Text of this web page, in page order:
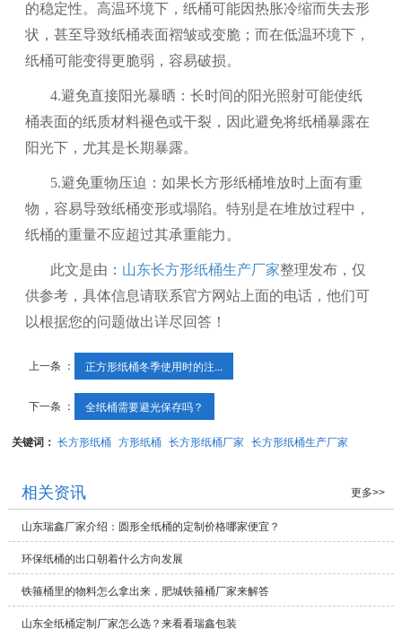
的稳定性。高温环境下，纸桶可能因热胀冷缩而失去形
状，甚至导致纸桶表面褶皱或变脆；而在低温环境下，
纸桶可能变得更脆弱，容易破损。
4.避免直接阳光暴晒：长时间的阳光照射可能使纸
桶表面的纸质材料褪色或干裂，因此避免将纸桶暴露在
阳光下，尤其是长期暴露。
5.避免重物压迫：如果长方形纸桶堆放时上面有重
物，容易导致纸桶变形或塌陷。特别是在堆放过程中，
纸桶的重量不应超过其承重能力。
此文是由： 山东长方形纸桶生产厂家整理发布，仅
供参考，具体信息请联系官方网站上面的电话，他们可
以根据您的问题做出详尽回答！
上一条 ： 正方形纸桶冬季使用时的注...
下一条 ： 全纸桶需要避光保存吗？
关键词：长方形纸桶 方形纸桶 长方形纸桶厂家 长方形纸桶生产厂家
相关资讯 更多>>
山东瑞鑫厂家介绍：圆形全纸桶的定制价格哪家便宜？
环保纸桶的出口朝着什么方向发展
铁箍桶里的物料怎么拿出来，肥城铁箍桶厂家来解答
山东全纸桶定制厂家怎么选？来看看瑞鑫包装